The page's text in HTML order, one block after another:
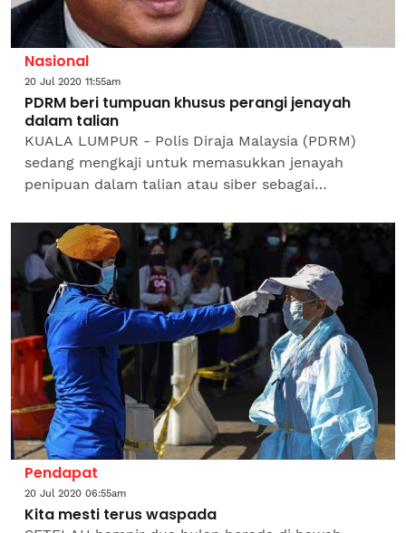
Nasional
20 Jul 2020 11:55am
PDRM beri tumpuan khusus perangi jenayah
dalam talian
KUALA LUMPUR - Polis Diraja Malaysia (PDRM)
sedang mengkaji untuk memasukkan jenayah
penipuan dalam talian atau siber sebagai
mengekang jenayah terbabit. Timbalan...
Pendapat
20 Jul 2020 06:55am
Kita mesti terus waspada